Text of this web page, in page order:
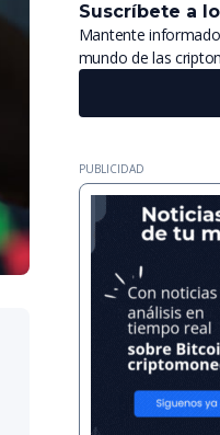
Suscríbete a
Mantente
mundo de las
PUBLICIDAD